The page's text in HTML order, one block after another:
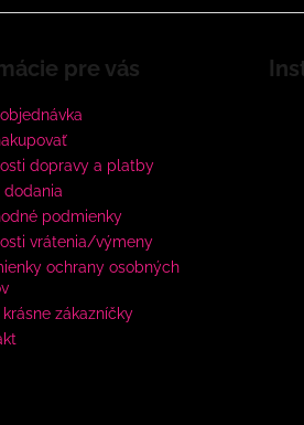
pre vás
dopravy a platby
dodania
podmienky
vrátenia/výmeny
ochrany osobných
krásne zákazníčky